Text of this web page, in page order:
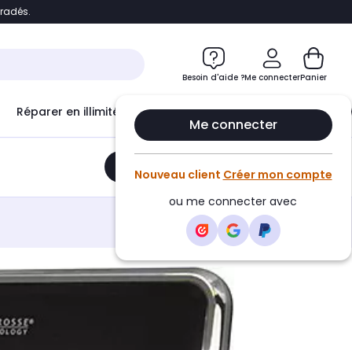
Accéder directement au chatbot
Besoin d'aide ?Me connecter
Me connecter
Nouveau client Créer mon compte
ou me connecter avec
Panier
Réparer en illimité avec Le Club Infinity
Ajouter au panier